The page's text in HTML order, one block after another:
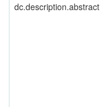
dc.description.abstract